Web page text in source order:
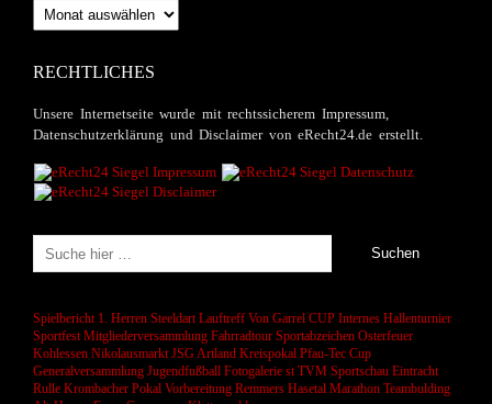
Newsarchiv
RECHTLICHES
Unsere Internetseite wurde mit rechtssicherem Impressum,
Datenschutzerklärung und Disclaimer von eRecht24.de erstellt.
Spielbericht 1. Herren Steeldart Lauftreff Von Garrel CUP Internes Hallenturnier
Sportfest Mitgliederversammlung Fahrradtour Sportabzeichen Osterfeuer
Kohlessen Nikolausmarkt JSG Artland Kreispokal Pfau-Tec Cup
Generalversammlung Jugendfußball Fotogalerie st TVM Sportschau Eintracht
Rulle Krombacher Pokal Vorbereitung Remmers Hasetal Marathon Teambulding